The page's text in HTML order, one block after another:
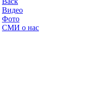
Видео
Фото
СМИ о нас